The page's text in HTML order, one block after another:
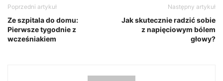
Poprzedni artykuł
Ze szpitala do domu:
Pierwsze tygodnie z
wcześniakiem
Następny artykuł
Jak skutecznie radzić sobie
z napięciowym bólem
głowy?